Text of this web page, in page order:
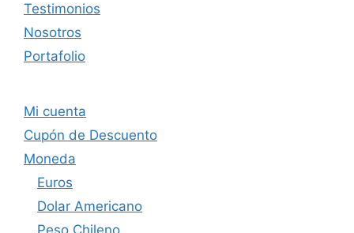
Testimonios
Nosotros
Portafolio
Mi cuenta
Cupón de Descuento
Moneda
Euros
Dolar Americano
Peso Chileno